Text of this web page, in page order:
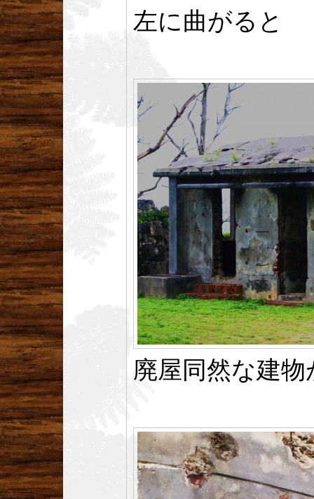
左に曲がると
廃屋同然な建